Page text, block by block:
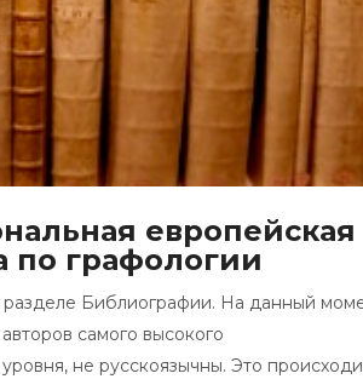
европейская
по графологии
разделе Библиографии. На данный
самого высокого
не русскоязычны. Это